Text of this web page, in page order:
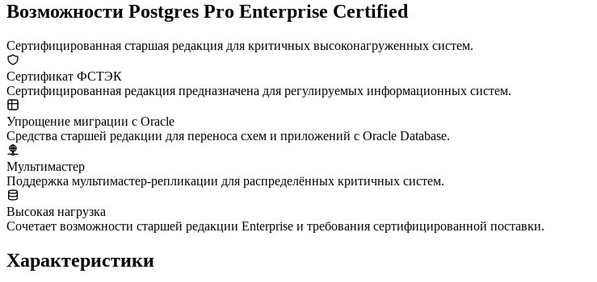
Возможности Postgres Pro Enterprise Certified
Сертифицированная старшая редакция для критичных высоконагруженных систем.
Сертификат ФСТЭК
Сертифицированная редакция предназначена для регулируемых информационных систем.
Упрощение миграции с Oracle
Средства старшей редакции для переноса схем и приложений с Oracle Database.
Мультимастер
Поддержка мультимастер-репликации для распределённых критичных систем.
Высокая нагрузка
Сочетает возможности старшей редакции Enterprise и требования сертифицированной поставки.
Характеристики